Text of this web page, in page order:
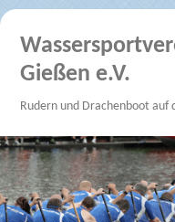
Gießen e.V.
Rudern und Drachenboot auf